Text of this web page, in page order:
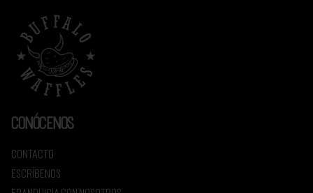
Conócenos
Contacto
Escríbenos